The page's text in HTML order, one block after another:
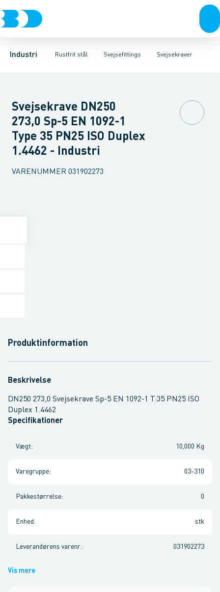
Industri Rustfrit stål
VentilerRustfrit stålSort stålGalvaniseret stålPlastIndustri
Svejsefittings
Svejsefittings ASTM svejsefittingsLevnedsmiddel fittings
Svejsekraver
Bøjninger Indsv. bøjninger Koncentriske reduktioner
Svejsekrave DN250
273,0 Sp-5 EN 1092-1
Type 35 PN25 ISO Duplex
1.4462 - Industri
VARENUMMER 031902273
Produktinformation
Beskrivelse
DN250 273,0 Svejsekrave Sp-5 EN 1092-1 T:35 PN25 ISO
Duplex 1.4462
Specifikationer
Vægt: 10,000 Kg
Varegruppe: 03-310
Pakkestørrelse: 0
Enhed : stk
Leverandørens varenr. : 031902273
Vis mere